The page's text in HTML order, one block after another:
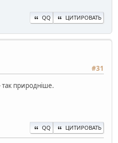
QQ ЦИТИРОВАТЬ
#31
так природніше.
QQ ЦИТИРОВАТЬ